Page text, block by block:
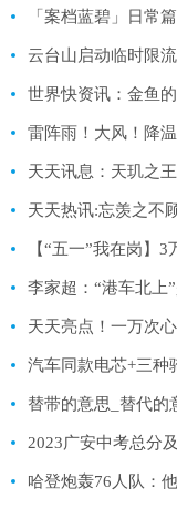
「案档蓝碧」日
云台山启动临时限
世界快资讯：金鱼
雷阵雨！大风！降
天天热讯:忘羡之不
天天亮点！一万次
汽车同款电芯+三种
替带的意思_替代的
2023广安中考总分